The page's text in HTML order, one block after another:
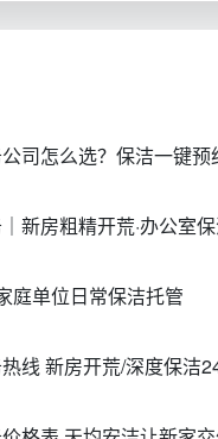
不会在粗开荒阶段漏
的开荒保洁上门服务
司怎么选？保洁一键
新房粗精开荒·办公室
庭单位日常保洁托管
线 新房开荒/深度保洁